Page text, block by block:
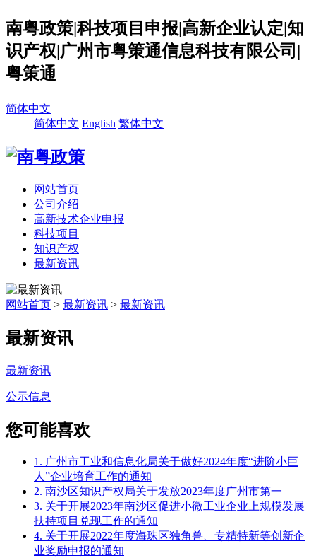
南粤政策|科技项目申报|高新企业认定|知
识产权|广州市粤策通信息科技有限公司|
粤策通
简体中文
简体中文 English 繁体中文
网站首页
公司介绍
高新技术企业申报
科技项目
知识产权
最新资讯
网站首页 > 最新资讯 > 最新资讯
最新资讯
最新资讯
公示信息
您可能喜欢
1. 广州市工业和信息化局关于做好2024年度“进阶小巨
人”企业培育工作的通知
2. 南沙区知识产权局关于发放2023年度广州市第一
3. 关于开展2023年南沙区促进小微工业企业上规模发展
扶持项目兑现工作的通知
4. 关于开展2022年度海珠区独角兽、专精特新等创新企
业奖励申报的通知